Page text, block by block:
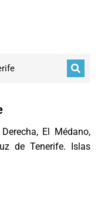
El Médano,
de Tenerife. Islas